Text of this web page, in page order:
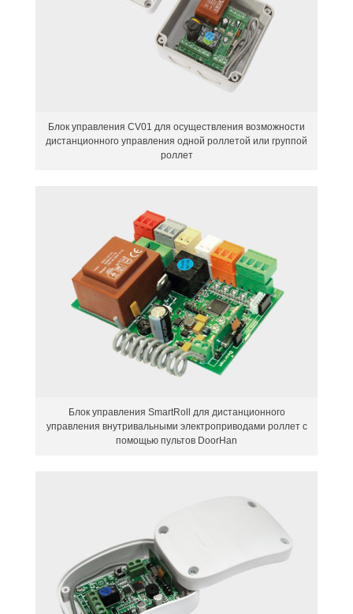
Блок управления CV01 для осуществления возможности
дистанционного управления одной роллетой или группой
роллет
Блок управления SmartRoll для дистанционного
управления внутривальными электроприводами роллет с
помощью пультов DoorHan